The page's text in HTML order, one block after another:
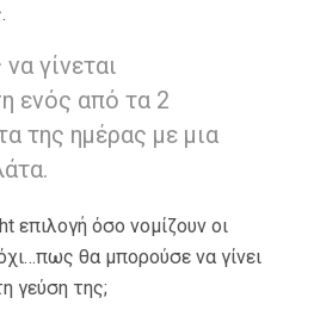
γίνεται
ενός από τα 2
της ημέρας με μια
επιλογή όσο νομίζουν οι
θα μπορούσε να γίνει
γεύση της;